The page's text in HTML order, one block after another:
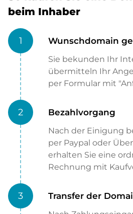
beim Inhaber
1 Wunschdomain
Sie bekunden Ihr
übermitteln Ihr
per Formular mit
2 Bezahlvorgang
Nach der Einigung
per Paypal oder
erhalten Sie eine
Rechnung mit
3 Transfer der